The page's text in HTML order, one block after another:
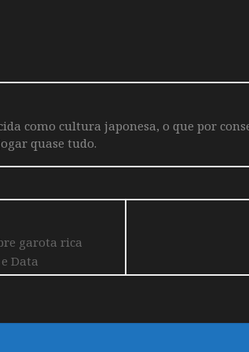
como cultura japonesa, o que por
quase tudo.
garota rica
Data